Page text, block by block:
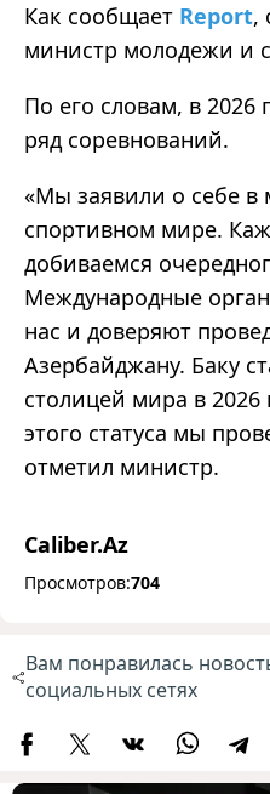
Как сообщает Report,
министр молодежи и
По его словам, в 2026
ряд соревнований.
«Мы заявили о себе в
спортивном мире.
добиваемся
Международные
нас и доверяют
Азербайджану. Баку
столицей мира в 2026
этого статуса мы
отметил министр.
Caliber.Az
Просмотров:704
Вам понравилась
социальных сетях